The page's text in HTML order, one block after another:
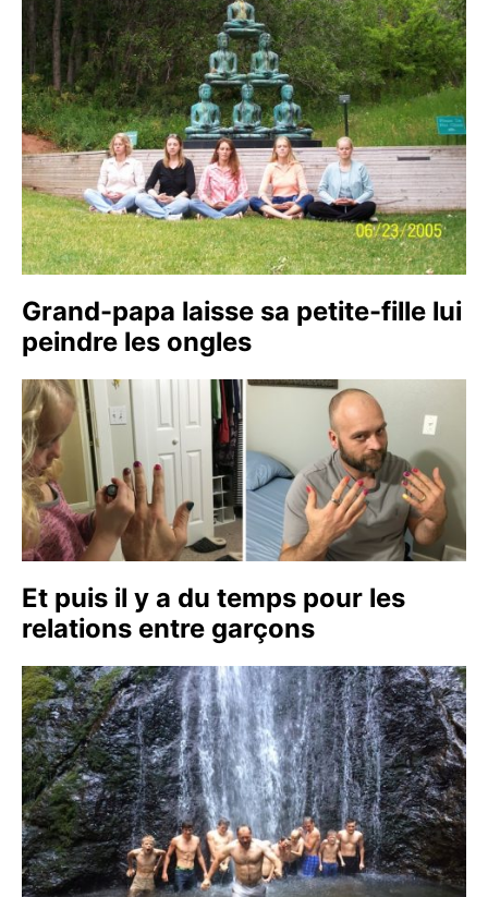
Grand-papa laisse sa petite-fille lui
peindre les ongles
Et puis il y a du temps pour les
relations entre garçons